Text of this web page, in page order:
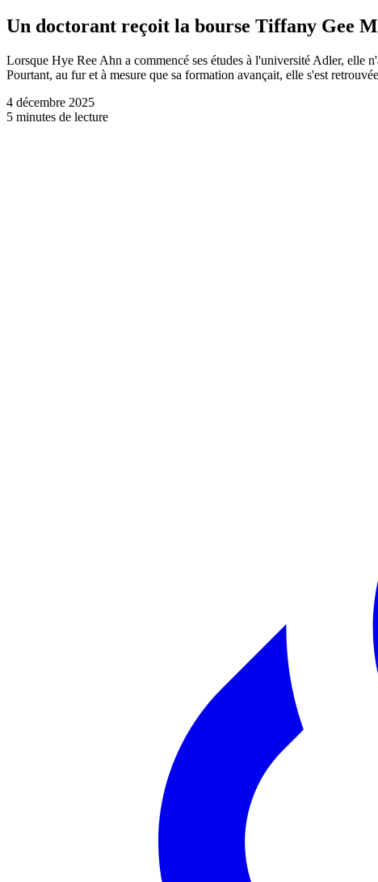
Un doctorant reçoit la bourse Tiffany Gee
Lorsque Hye Ree Ahn a commencé ses études à l'université Adler, elle
Pourtant, au fur et à mesure que sa formation avançait, elle s'est
4 décembre 2025
5 minutes de lecture